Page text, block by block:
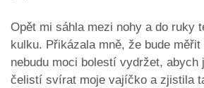
Opět mi sáhla mezi nohy a do ruky
kulku. Přikázala mně, že bude
nebudu moci bolestí vydržet, abych
čelistí svírat moje vajíčko a zjistila